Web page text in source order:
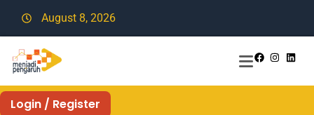
August 8, 2026
Login / Register